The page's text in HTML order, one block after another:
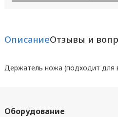
ОписаниеОтзывы и
Держатель ножа (подходит для
Оборудование